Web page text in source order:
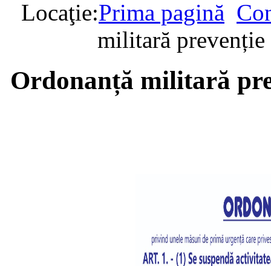
Locaţie:Prima pagină
militară
Ordonanță militară